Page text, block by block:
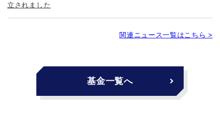
立されました
関連ニュース一覧はこちら >
基金一覧へ